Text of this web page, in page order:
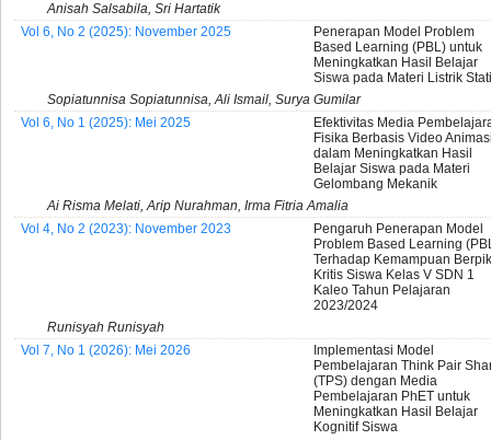
Anisah Salsabila, Sri Hartatik
Vol 6, No 2 (2025): November 2025
Penerapan Model Problem
Based Learning (PBL) untuk
Meningkatkan Hasil Belajar
Siswa pada Materi Listrik
Sopiatunnisa Sopiatunnisa, Ali Ismail, Surya Gumilar
Vol 6, No 1 (2025): Mei 2025
Efektivitas Media
Fisika Berbasis Video
dalam Meningkatkan Hasil
Belajar Siswa pada Materi
Gelombang Mekanik
Ai Risma Melati, Arip Nurahman, Irma Fitria Amalia
Vol 4, No 2 (2023): November 2023
Pengaruh Penerapan Model
Problem Based Learning
Terhadap Kemampuan
Kritis Siswa Kelas V SDN 1
Kaleo Tahun Pelajaran
2023/2024
Runisyah Runisyah
Vol 7, No 1 (2026): Mei 2026
Implementasi Model
Pembelajaran Think Pair
(TPS) dengan Media
Pembelajaran PhET untuk
Meningkatkan Hasil Belajar
Kognitif Siswa